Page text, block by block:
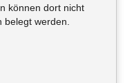
können dort nicht
werden.